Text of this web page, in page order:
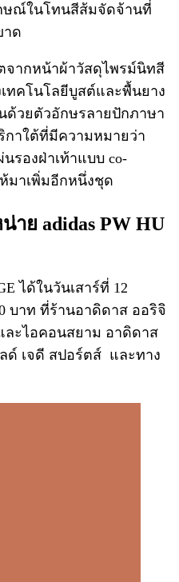
ษณ์ในโทนสีส้มจัดจ้านที่
าด
จากหน้าผ้าวัสดุไพรม์นิทสี
ทคโนโลยีบูสต์และพื้นยาง
ด้วยตัวอักษรลายปักภาษา
กาใต้ที่มีความหมายว่า
นรองฝ่าเท้าแบบ co-
ห้มาเพิ่มอีกหนึ่งชุด
าย adidas PW HU
ได้ในวันเสาร์ที่ 12
บาท ที่ร้านอาดิดาส ออริจิ
ละไอคอนสยาม อาดิดาส
ด์ เจดี สปอร์ตส์ และทาง